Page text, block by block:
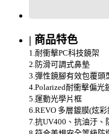
| 商品特色
1.耐衝擊PC科技鏡架
2.防滑可調式鼻墊
3.彈性鏡腳有效包覆頭
4.Polarized耐衝擊偏光
5.運動光學片框
6.REVO 多層鍍膜(炫
7.抗UV400、抗油汙、